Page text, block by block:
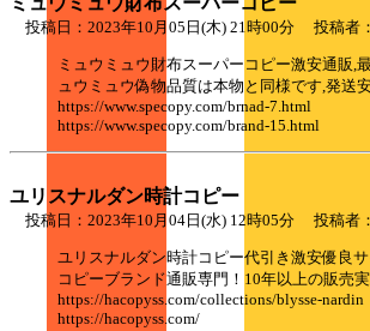
投稿日：2023年10月05日(木) 21時00分 投稿者：
ミュウミュウ財布スーパーコピー激安通販,
ュウミュウ偽物品質は本物と同様です,発送
https://www.specopy.com/brnad-7.html
https://www.specopy.com/brand-15.html
ユリスナルダン時計コピー
投稿日：2023年10月04日(水) 12時05分 投稿者：
ユリスナルダン時計コピー代引き激安優良
コピーブランド通販専門！10年以上の販売
https://hacopyss.com/collections/blysse-nardin
https://hacopyss.com/